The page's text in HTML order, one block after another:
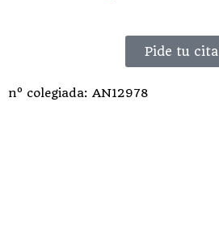
Pide tu cita
nº colegiada: AN12978